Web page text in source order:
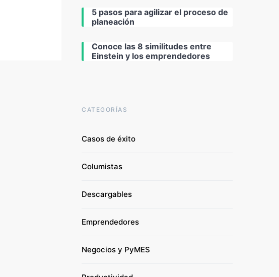
5 pasos para agilizar el proceso de
planeación
Conoce las 8 similitudes entre
Einstein y los emprendedores
CATEGORÍAS
Casos de éxito
Columistas
Descargables
Emprendedores
Negocios y PyMES